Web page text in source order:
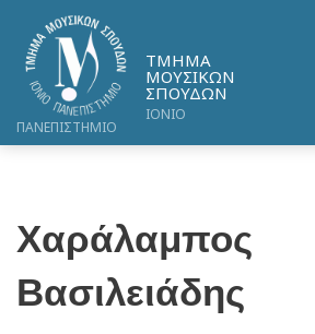
ΤΜΗΜΑ
ΜΟΥΣΙΚΩΝ
ΣΠΟΥΔΩΝ
ΙΟΝΙΟ
ΠΑΝΕΠΙΣΤΗΜΙΟ
Χαράλαμπος
Βασιλειάδης